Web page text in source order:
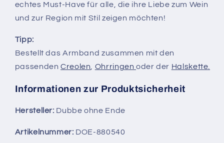
echtes Must-Have für alle, die ihre Liebe zum Wein
und zur Region mit Stil zeigen möchten!
Tipp:
Bestellt das Armband zusammen mit den
passendenCreolen Ohrringenoder der Halskette.
Informationen zur Produktsicherheit
Hersteller: Dubbe ohne Ende
Artikelnummer: DOE-880540